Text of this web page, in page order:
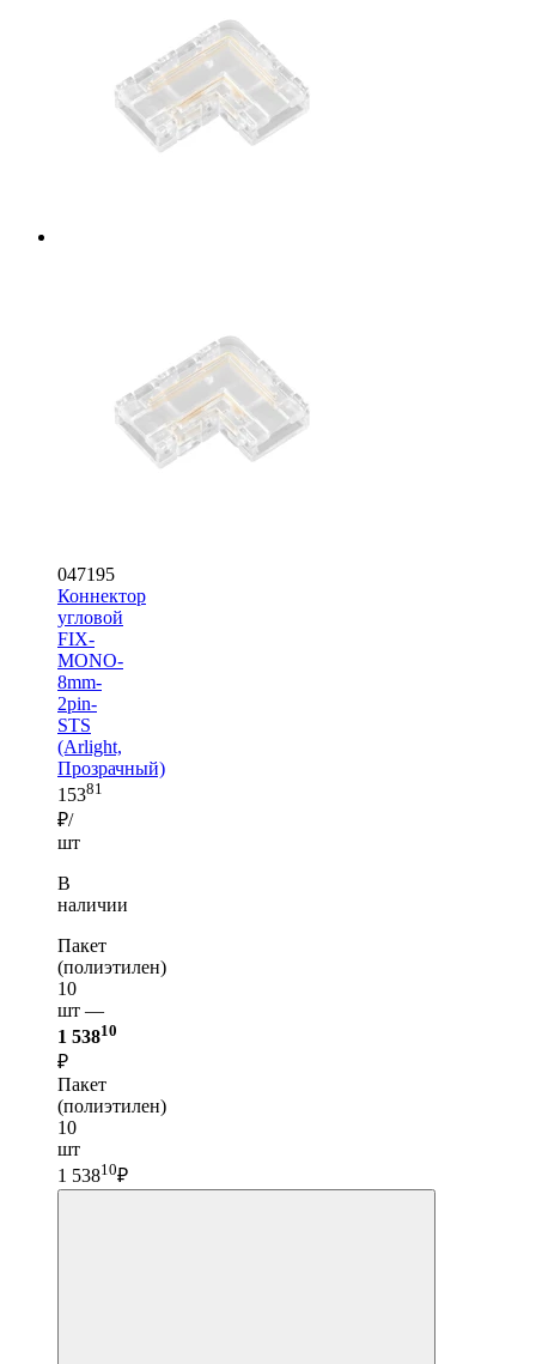
047195
Коннектор
угловой
FIX-
MONO-
8mm-
2pin-
STS
(Arlight,
Прозрачный)
15381
₽/
шт
В
наличии
Пакет
(полиэтилен)
10
шт —
1 53810
₽
Пакет
(полиэтилен)
10
шт
1 53810₽